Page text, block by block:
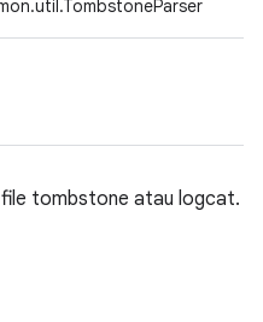
tombstone atau logcat.